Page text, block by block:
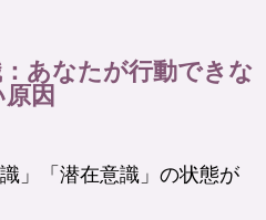
あなたが行動できな
原因
」「潜在意識」の状態が